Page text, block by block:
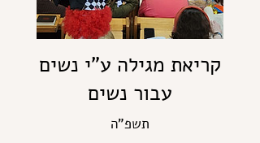
קריאת מגילה ע"י נשים
עבור נשים
תשפ"ה